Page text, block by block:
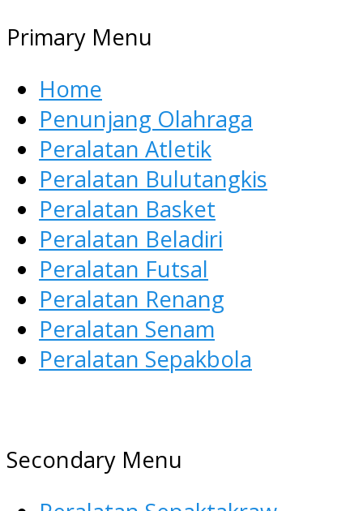
Primary Menu
Home
Penunjang Olahraga
Peralatan Atletik
Peralatan Bulutangkis
Peralatan Basket
Peralatan Beladiri
Peralatan Futsal
Peralatan Renang
Peralatan Senam
Peralatan Sepakbola
AGEN ALAT OLAHRAGA
Menyediakan Alat Olahraga
Secondary Menu